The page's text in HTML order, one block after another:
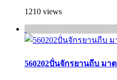
1210 views
560202ปั่นจักรยานถีบ มา